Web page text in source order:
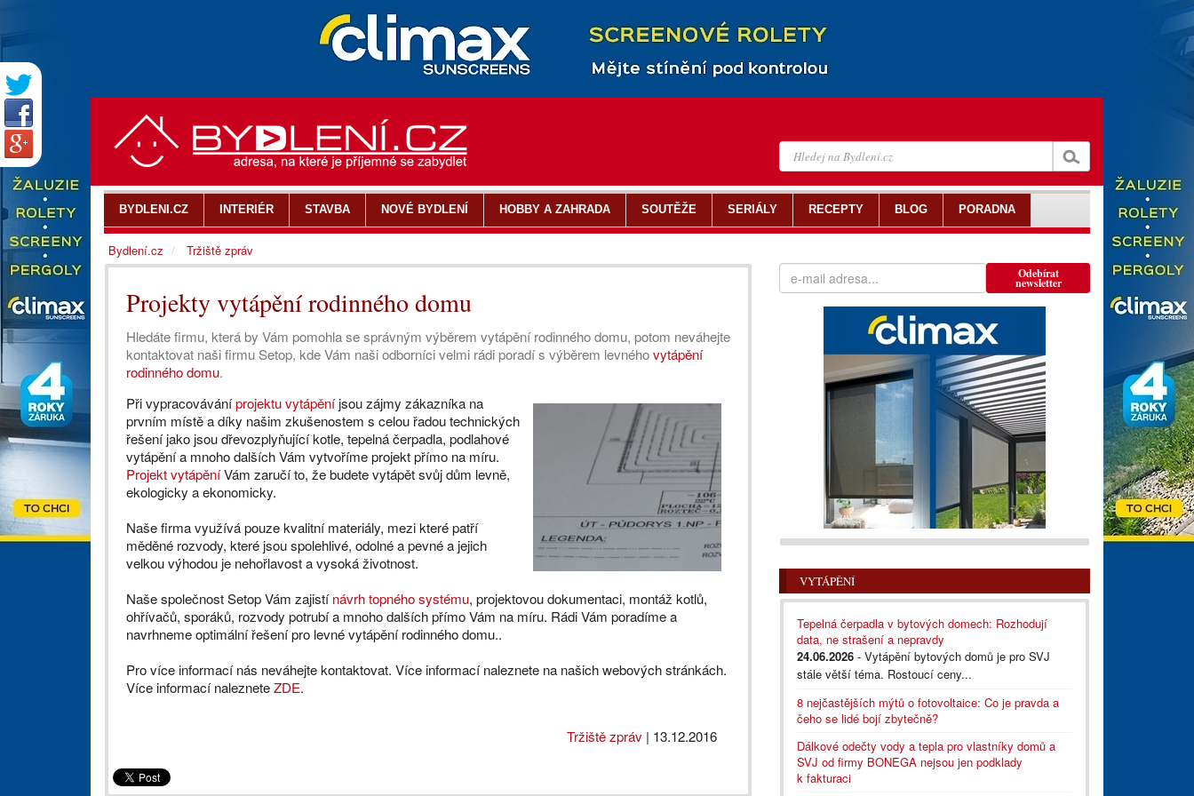
Projekty vytápění rodinného domu
Hledáte firmu, která by Vám pomohla se správným výběrem vytápění rodinného domu, potom neváhejte
kontaktovat naši firmu Setop, kde Vám naši odborníci velmi rádi poradí s výběrem levnéhovytápění
rodinného domu.
Při vypracováváníprojektu vytápěníjsou zájmy zákazníka na
prvním místě a díky našim zkušenostem s celou řadou technických
řešení jako jsou dřevozplyňující kotle, tepelná čerpadla, podlahové
vytápění a mnoho dalších Vám vytvoříme projekt přímo na míru.
Projekt vytápěníVám zaručí to, že budete vytápět svůj dům levně,
ekologicky a ekonomicky.
Naše firma využívá pouze kvalitní materiály, mezi které patří
měděné rozvody, které jsou spolehlivé, odolné a pevné a jejich
velkou výhodou je nehořlavost a vysoká životnost.
Naše společnost Setop Vám zajistínávrh topného systému, projektovou dokumentaci, montáž kotlů,
ohřívačů, sporáků, rozvody potrubí a mnoho dalších přímo Vám na míru. Rádi Vám poradíme a
navrhneme optimální řešení pro levné vytápění rodinného domu..
Pro více informací nás neváhejte kontaktovat. Více informací naleznete na našich webových stránkách.
Více informací nalezneteZDE.
Tržiště zpráv | 13.12.2016
Odebírat
newsletter
VYTÁPĚNÍ
Tepelná čerpadla v bytových domech: Rozhodují
data, ne strašení a nepravdy
24.06.2026 - Vytápění bytových domů je pro SVJ
stále větší téma. Rostoucí ceny...
8 nejčastějších mýtů o fotovoltaice: Co je pravda a
čeho se lidé bojí zbytečně?
Dálkové odečty vody a tepla pro vlastníky domů a
SVJ od firmy BONEGA nejsou jen podklady
k fakturaci
BYDLENI.CZ INTERIÉR STAVBA NOVÉ BYDLENÍ HOBBY A ZAHRADA SOUTĚŽE SERIÁLY RECEPTY BLOG PORADNA
Bydlení.cz Tržiště zpráv